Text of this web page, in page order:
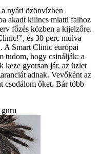
nyári özönvízben
akadt kilincs miatti falhoz
főzés közben a kijelzőre.
és 30 perc múlva
A Smart Clinic európai
tudom, hogy csinálják: a
keze gyorsan jár, az üzlet
adnak. Vevőként az
csodálom őket. Bár több